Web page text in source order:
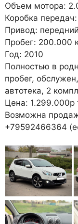
Объем мотора:
Коробка
Привод: передний
Пробег: 200.000
Год: 2010
Полностью в
пробег,
автотека, 2
Цена: 1.299.000р
Возможна
+79592466364